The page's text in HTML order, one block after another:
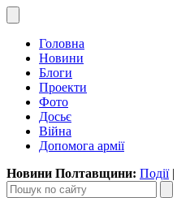
Головна
Новини
Блоги
Проекти
Фото
Досьє
Війна
Допомога армії
Новини Полтавщини: Події|